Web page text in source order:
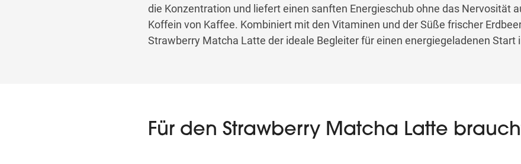
die Konzentration und liefert einen sanften Energieschub ohne das Nervosität
Koffein von Kaffee. Kombiniert mit den Vitaminen und der Süße frischer
Strawberry Matcha Latte der ideale Begleiter für einen energiegeladenen Start
Für den Strawberry Matcha Latte